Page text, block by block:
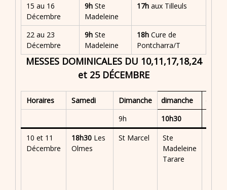
15 au 16
Décembre
9h Ste
Madeleine
17h aux Tilleuls
22 au 23
Décembre
9h Ste
Madeleine
18h Cure de
Pontcharra/T
MESSES DOMINICALES DU 10,11,17,18,24
et 25 DÉCEMBRE
Horaires Samedi Dimanche dimanche
9h
10h30
10 et 11
Décembre
18h30 Les
Olmes
St Marcel
Ste
Madeleine
Tarare